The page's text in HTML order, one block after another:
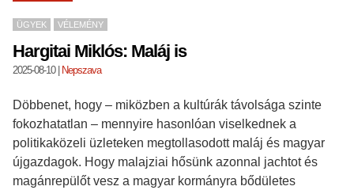
ÜGYEK VÉLEMÉNY
Hargitai Miklós: Maláj is
2025-08-10| Nepszava
Döbbenet, hogy – miközben a kultúrák távolsága szinte
fokozhatatlan – mennyire hasonlóan viselkednek a
politikaközeli üzleteken megtollasodott maláj és magyar
újgazdagok. Hogy malajziai hősünk azonnal jachtot és
magánrepülőt vesz a magyar kormányra bődületes